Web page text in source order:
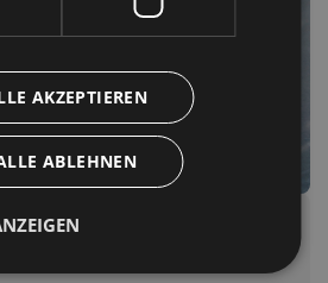
auf dem Eis in
AKZEPTIEREN
ABLEHNEN